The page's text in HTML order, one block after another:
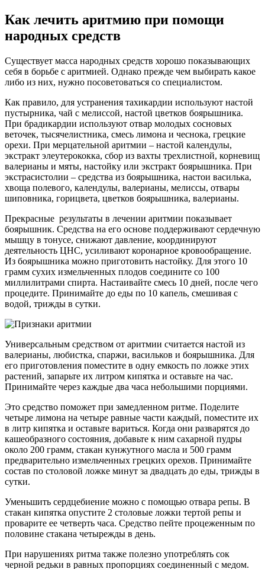
Как лечить аритмию при помощи
народных средств
Существует масса народных средств хорошо показывающих
себя в борьбе с аритмией. Однако прежде чем выбирать какое
либо из них, нужно посоветоваться со специалистом.
Как правило, для устранения тахикардии используют настой
пустырника, чай с мелиссой, настой цветков боярышника.
При брадикардии используют отвар молодых сосновых
веточек, тысячелистника, смесь лимона и чеснока, грецкие
орехи. При мерцательной аритмии – настой календулы,
экстракт элеутерококка, сбор из вахты трехлистной, корневищ
валерианы и мяты, настойку или экстракт боярышника. При
экстрасистолии – средства из боярышника, настои василька,
хвоща полевого, календулы, валерианы, мелиссы, отвары
шиповника, горицвета, цветков боярышника, валерианы.
Прекрасные результаты в лечении аритмии показывает
боярышник. Средства на его основе поддерживают сердечную
мышцу в тонусе, снижают давление, координируют
деятельность ЦНС, усиливают коронарное кровообращение.
Из боярышника можно приготовить настойку. Для этого 10
грамм сухих измельченных плодов соедините со 100
миллилитрами спирта. Настаивайте смесь 10 дней, после чего
процедите. Принимайте до еды по 10 капель, смешивая с
водой, трижды в сутки.
Универсальным средством от аритмии считается настой из
валерианы, любистка, спаржи, васильков и боярышника. Для
его приготовления поместите в одну емкость по ложке этих
растений, запарьте их литром кипятка и оставьте на час.
Принимайте через каждые два часа небольшими порциями.
Это средство поможет при замедленном ритме. Поделите
четыре лимона на четыре равные части каждый, поместите их
в литр кипятка и оставьте вариться. Когда они разварятся до
кашеобразного состояния, добавьте к ним сахарной пудры
около 200 грамм, стакан кунжутного масла и 500 грамм
предварительно измельченных грецких орехов. Принимайте
состав по столовой ложке минут за двадцать до еды, трижды в
сутки.
Уменьшить сердцебиение можно с помощью отвара репы. В
стакан кипятка опустите 2 столовые ложки тертой репы и
проварите ее четверть часа. Средство пейте процеженным по
половине стакана четырежды в день.
При нарушениях ритма также полезно употреблять сок
черной редьки в равных пропорциях соединенный с медом.